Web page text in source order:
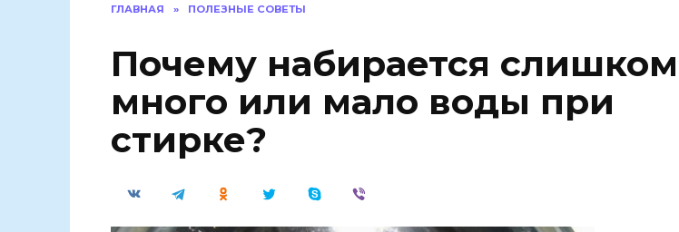
ГЛАВНАЯ » ПОЛЕЗНЫЕ СОВЕТЫ
Почему набирается слишком
много или мало воды при
стирке?